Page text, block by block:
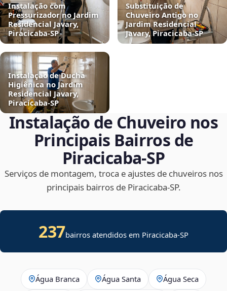
Instalação com
Pressurizador no Jardim
Residencial Javary,
Piracicaba‑SP
Substituição de
Chuveiro Antigo no
Jardim Residencial
Javary, Piracicaba‑SP
Instalação de Ducha
Higiênica no Jardim
Residencial Javary,
Piracicaba‑SP
Instalação de Chuveiro nos
Principais Bairros de
Piracicaba‑SP
Serviços de montagem, troca e ajustes de chuveiros nos
principais bairros de Piracicaba‑SP.
237bairros atendidos em Piracicaba-SP
Água Branca Água Santa Água Seca